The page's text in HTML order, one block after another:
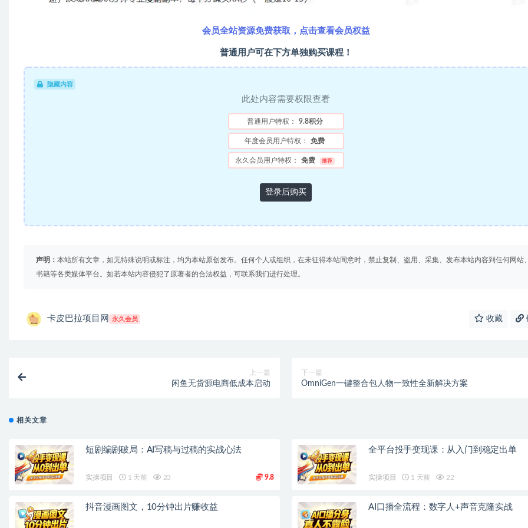
会员全站资源免费获取，点击查看会员权益
普通用户可在下方单独购买课程！
隐藏内容
此处内容需要权限查看
普通用户特权： 9.8积分
年度会员用户特权： 免费
永久会员用户特权： 免费 推荐
登录后购买
声明： 本站所有文章，如无特殊说明或标注，均为本站原创发布。任何个人或组织，在未征得本站同意时，禁止复制、盗用、采集、发布本站内容到任何网站
书籍等各类媒体平台。如若本站内容侵犯了原著者的合法权益，可联系我们进行处理。
卡皮巴拉项目网 永久会员 收藏
上一篇
闲鱼无货源电商低成本启动
下一篇
OmniGen一键整合包人物一致性全新解决方案
相关文章
短剧编剧破局：AI写稿与过稿的实战心法
实操项目 1 天前 23 9.8
全平台投手变现课：从入门到稳定出单
实操项目 1 天前 22
抖音漫画图文，10分钟出片赚收益 AI口播全流程：数字人+声音克隆实战